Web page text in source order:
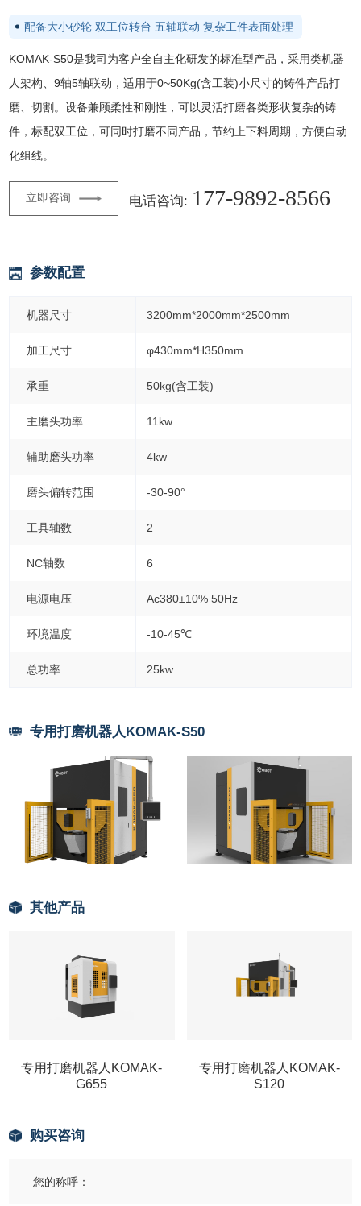
配备大小砂轮 双工位转台 五轴联动 复杂工件表面处理
KOMAK-S50是我司为客户全自主化研发的标准型产品，采用类机器
人架构、9轴5轴联动，适用于0~50Kg(含工装)小尺寸的铸件产品打
磨、切割。设备兼顾柔性和刚性，可以灵活打磨各类形状复杂的铸
件，标配双工位，可同时打磨不同产品，节约上下料周期，方便自动
化组线。
立即咨询 电话咨询: 177-9892-8566
参数配置
机器尺寸 3200mm*2000mm*2500mm
加工尺寸 φ430mm*H350mm
承重 50kg(含工装)
主磨头功率 11kw
辅助磨头功率 4kw
磨头偏转范围 -30-90°
工具轴数 2
NC轴数 6
电源电压 Ac380±10% 50Hz
环境温度 -10-45℃
总功率 25kw
专用打磨机器人KOMAK-S50
其他产品
专用打磨机器人KOMAK-
G655
专用打磨机器人KOMAK-
S120
购买咨询